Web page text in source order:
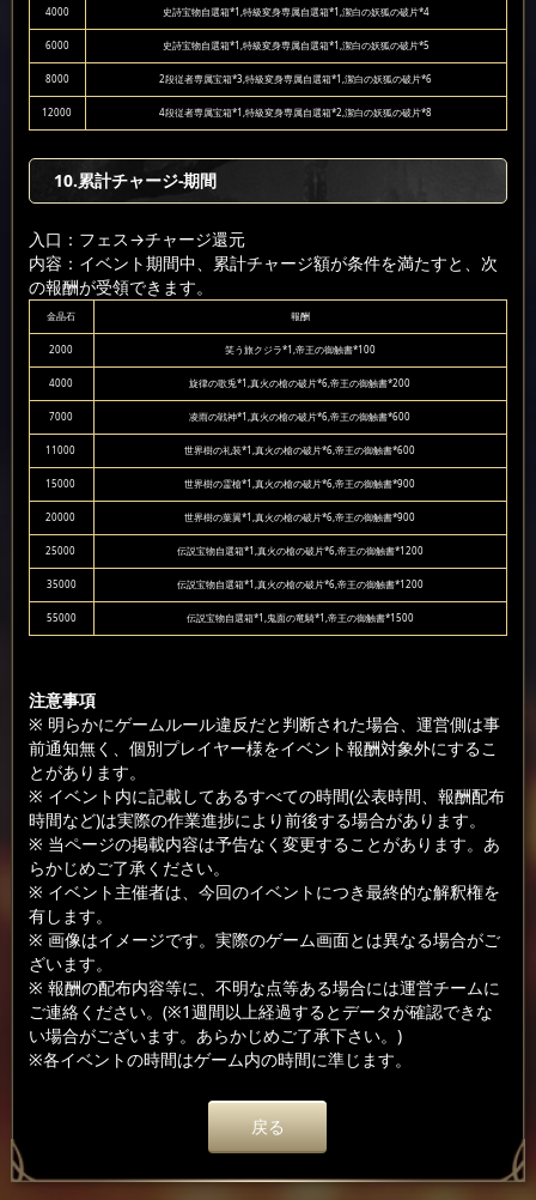
4000 史詩宝物自選箱*1,特級変身専属自選箱*1,潔白の妖狐の破片*4
6000 史詩宝物自選箱*1,特級変身専属自選箱*1,潔白の妖狐の破片*5
8000 2段従者専属宝箱*3,特級変身専属自選箱*1,潔白の妖狐の破片*6
12000 4段従者専属宝箱*1,特級変身専属自選箱*2,潔白の妖狐の破片*8
10.累計チャージ-期間
入口：フェス→チャージ還元
内容：イベント期間中、累計チャージ額が条件を満たすと、次
の報酬が受領できます。
金晶石 報酬
2000 笑う旅クジラ*1,帝王の御触書*100
4000 旋律の歌兎*1,真火の槍の破片*6,帝王の御触書*200
7000 凌雨の戦神*1,真火の槍の破片*6,帝王の御触書*600
11000 世界樹の礼装*1,真火の槍の破片*6,帝王の御触書*600
15000 世界樹の霊槍*1,真火の槍の破片*6,帝王の御触書*900
20000 世界樹の葉翼*1,真火の槍の破片*6,帝王の御触書*900
25000 伝説宝物自選箱*1,真火の槍の破片*6,帝王の御触書*1200
35000 伝説宝物自選箱*1,真火の槍の破片*6,帝王の御触書*1200
55000 伝説宝物自選箱*1,鬼面の竜騎*1,帝王の御触書*1500
注意事項
※ 明らかにゲームルール違反だと判断された場合、運営側は事
前通知無く、個別プレイヤー様をイベント報酬対象外にするこ
とがあります。
※ イベント内に記載してあるすべての時間(公表時間、報酬配布
時間など)は実際の作業進捗により前後する場合があります。
※ 当ページの掲載内容は予告なく変更することがあります。あ
らかじめご了承ください。
※ イベント主催者は、今回のイベントにつき最終的な解釈権を
有します。
※ 画像はイメージです。実際のゲーム画面とは異なる場合がご
ざいます。
※ 報酬の配布内容等に、不明な点等ある場合には運営チームに
ご連絡ください。(※1週間以上経過するとデータが確認できな
い場合がございます。あらかじめご了承下さい。)
※各イベントの時間はゲーム内の時間に準じます。
戻る